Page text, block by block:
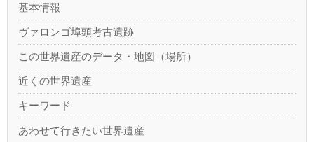
基本情報
ヴァロンゴ埠頭考古遺跡
この世界遺産のデータ・地図（場所）
近くの世界遺産
キーワード
あわせて行きたい世界遺産